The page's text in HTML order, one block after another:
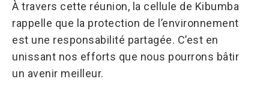
À travers cette réunion, la cellule de Kibumba
rappelle que la protection de l’environnement
est une responsabilité partagée. C’est en
unissant nos efforts que nous pourrons bâtir
un avenir meilleur.